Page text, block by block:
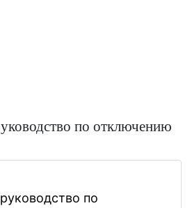
по отключению
по